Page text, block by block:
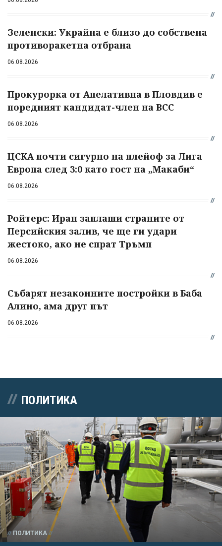
Зеленски: Украйна е близо до собствена
противоракетна отбрана
06.08.2026
Прокурорка от Апелативна в Пловдив е
поредният кандидат-член на ВСС
06.08.2026
ЦСКА почти сигурно на плейоф за Лига
Европа след 3:0 като гост на „Макаби“
06.08.2026
Ройтерс: Иран заплаши страните от
Персийския залив, че ще ги удари
жестоко, ако не спрат Тръмп
06.08.2026
Събарят незаконните постройки в Баба
Алино, ама друг път
06.08.2026
ПОЛИТИКА
ПОЛИТИКА